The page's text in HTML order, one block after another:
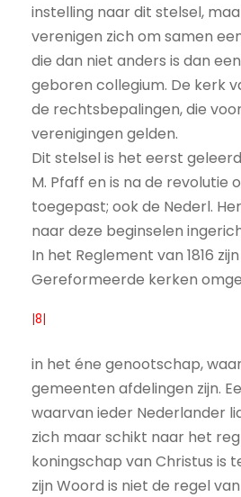
instelling naar dit stelsel,
verenigen zich om samen
die dan niet anders is dan
geboren collegium. De kerk
de rechtsbepalingen, die
verenigingen gelden.
Dit stelsel is het eerst
M. Pfaff en is na de revolutie
toegepast; ook de Nederl.
naar deze beginselen
In het Reglement van 1816
Gereformeerde kerken
|8|
in het éne genootschap,
gemeenten afdelingen zijn.
waarvan ieder Nederlander
zich maar schikt naar het
koningschap van Christus is
zijn Woord is niet de regel